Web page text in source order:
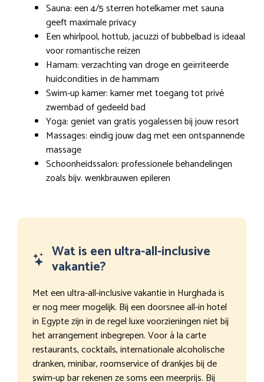
Sauna: een 4/5 sterren hotelkamer met sauna
geeft maximale privacy
Een whirlpool, hottub, jacuzzi of bubbelbad is ideaal
voor romantische reizen
Hamam: verzachting van droge en geïrriteerde
huidcondities in de hammam
Swim-up kamer: kamer met toegang tot privé
zwembad of gedeeld bad
Yoga: geniet van gratis yogalessen bij jouw resort
Massages: eindig jouw dag met een ontspannende
massage
Schoonheidssalon: professionele behandelingen
zoals bijv. wenkbrauwen epileren
Wat is een ultra-all-inclusive
vakantie?
Met een ultra-all-inclusive vakantie in Hurghada is
er nog meer mogelijk. Bij een doorsnee all-in hotel
in Egypte zijn in de regel luxe voorzieningen niet bij
het arrangement inbegrepen. Voor à la carte
restaurants, cocktails, internationale alcoholische
dranken, minibar, roomservice of drankjes bij de
swim-up bar rekenen ze soms een meerprijs. Bij